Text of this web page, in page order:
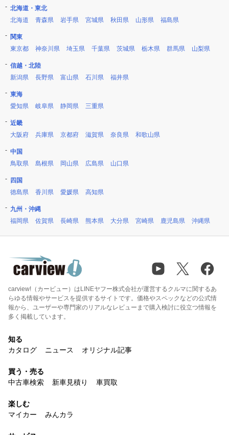
北海道・東北
北海道
青森県 岩手県 宮城県 秋田県 山形県 福島県
関東
東京都
神奈川県 埼玉県 千葉県 茨城県 栃木県 群馬県 山梨県
信越・北陸
新潟県
長野県 富山県 石川県 福井県
東海
愛知県
岐阜県 静岡県 三重県
近畿
大阪府
兵庫県 京都府 滋賀県 奈良県 和歌山県
中国
鳥取県
島根県 岡山県 広島県 山口県
四国
徳島県
香川県 愛媛県 高知県
九州・沖縄
福岡県
佐賀県 長崎県 熊本県 大分県 宮崎県 鹿児島県 沖縄県
carview!（カービュー）はLINEヤフー株式会社が運営するクルマに関するあ
らゆる情報やサービスを提供するサイトです。価格やスペックなどの公式情
報から、ユーザーや専門家のリアルなレビューまで購入検討に役立つ情報を
多く掲載しています。
知る
カタログ
ニュース オリジナル記事
買う・売る
中古車検索
新車見積り 車買取
楽しむ
マイカー
みんカラ